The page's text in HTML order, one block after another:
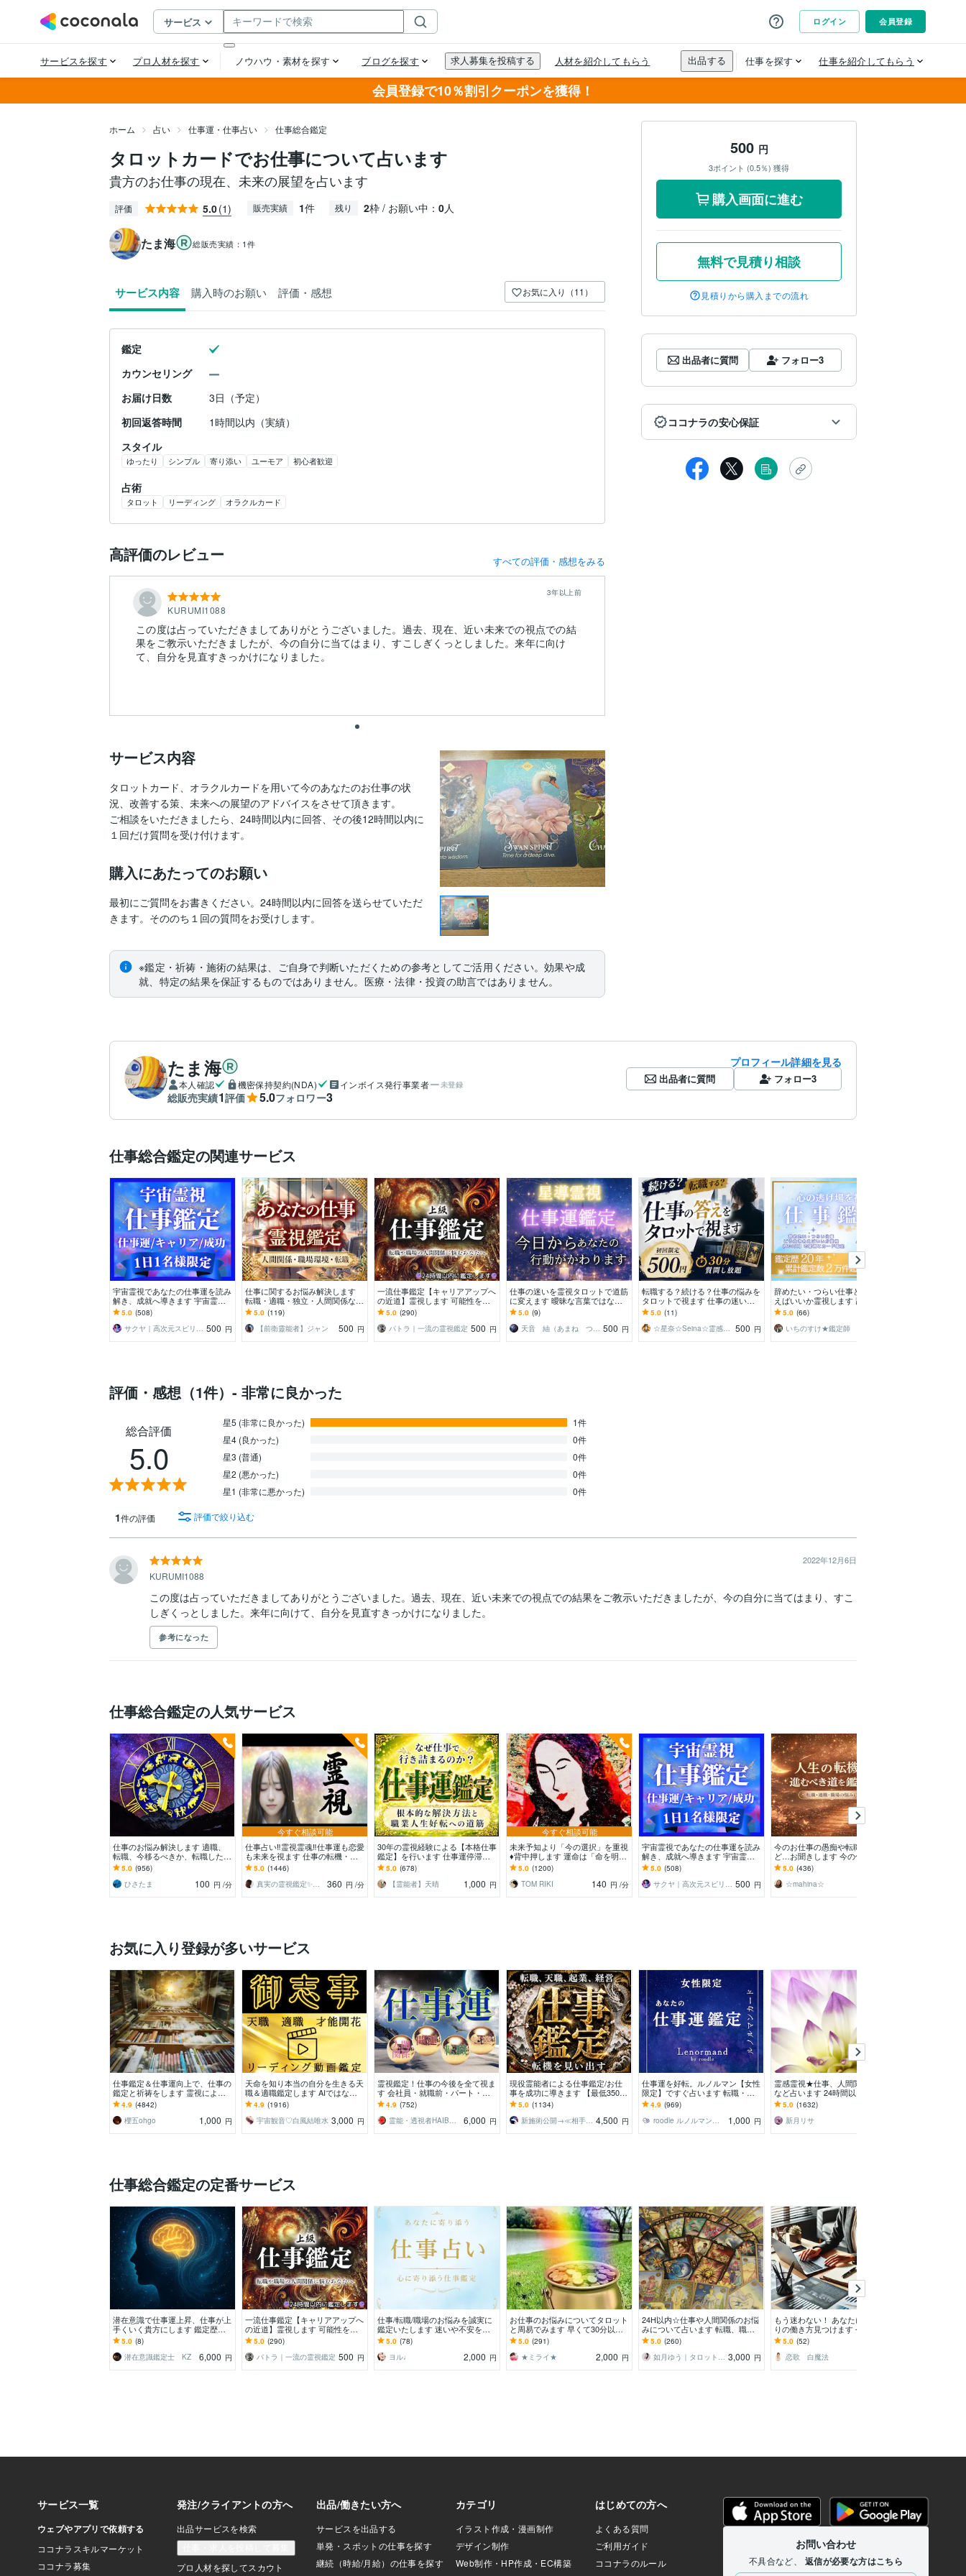
会員登録で10％割引クーポンを獲得！
ホーム 占い 仕事運・仕事占い 仕事総合鑑定
タロットカードでお仕事について占います
貴方のお仕事の現在、未来の展望を占います
評価 5.0(1) 販売実績 1件 残り 2枠 / お願い中： 0人
たま海 総販売実績： 1件
サービス内容 購入時のお願い 評価・感想 お気に入り（11）
鑑定
カウンセリング
お届け日数
3日（予定）
初回返答時間
1時間以内（実績）
スタイル
ゆったり シンプル 寄り添い ユーモア 初心者歓迎
占術
タロット リーディング オラクルカード
高評価のレビュー すべての評価・感想をみる
KURUMI1088
3年以上前
この度は占っていただきましてありがとうございました。過去、現在、近い未来での視点での結
果をご教示いただきましたが、今の自分に当てはまり、すこしぎくっとしました。来年に向け
て、自分を見直すきっかけになりました。
サービス内容
タロットカード、オラクルカードを用いて今のあなたのお仕事の状
況、改善する策、未来への展望のアドバイスをさせて頂きます。
ご相談をいただきましたら、24時間以内に回答、その後12時間以内に
１回だけ質問を受け付けます。
購入にあたってのお願い
最初にご質問をお書きください。24時間以内に回答を送らせていただ
きます。そののち１回の質問をお受けします。
※鑑定・祈祷・施術の結果は、ご自身で判断いただくための参考としてご活用ください。効果や成
就、特定の結果を保証するものではありません。医療・法律・投資の助言ではありません。
500 円
3ポイント (0.5％) 獲得
購入画面に進む
無料で見積り相談
見積りから購入までの流れ
出品者に質問 フォロー3
ココナラの安心保証
たま海
本人確認 機密保持契約(NDA) インボイス発行事業者 未登録
総販売実績1評価 5.0フォロワー3
プロフィール詳細を見る
出品者に質問 フォロー3
仕事総合鑑定の関連サービス
宇宙霊視であなたの仕事運を読み
解き、成就へ導きます 宇宙霊視
で仕事鑑定 | 仕事運アップ&キャ
リア成功へ導きます
5.0 (508)
サクヤ｜高次元スピリット 500 円
仕事に関するお悩み解決します
転職・適職・独立・人間関係など
相談内容は何でも大丈夫です
5.0 (119)
【前衛靈能者】ジャン
500 円
一流仕事鑑定【キャリアアップへ
の近道】霊視します 可能性を最
大限まで広げ、人間関係、転職な
ど仕事の悩みを解決
5.0 (290)
パトラ｜一流の霊視鑑定 500 円
仕事の迷いを霊視タロットで道筋
に変えます 曖昧な言葉ではな
く、今日からの行動をお伝えしま
す。
5.0 (9)
天音 紬（あまね つむぎ） 500 円
転職する？続ける？仕事の悩みを
タロットで視ます 仕事の迷いを
整理し、あなたに合う選択肢を読
み解きます
5.0 (11)
☆星奈☆Seina☆霊感タロット占い 500 円
辞めたい・つらい仕事どう向き合
えばいいか霊視します 辞めたく
なる毎日に。今の自分を整理す
る“心の逃げ場”を霊視で
5.0 (66)
評価・感想（1件）- 非常に良かった
総合評価
5.0
星5 (非常に良かった)
1件
星4 (良かった)
0件
星3 (普通)
0件
星2 (悪かった)
0件
星1 (非常に悪かった)
0件
1件の評価 評価で絞り込む
2022年12月6日
KURUMI1088
この度は占っていただきましてありがとうございました。過去、現在、近い未来での視点での結果をご教示いただきましたが、今の自分に当てはまり、すこ
しぎくっとしました。来年に向けて、自分を見直すきっかけになりました。
参考になった
仕事総合鑑定の人気サービス
仕事のお悩み解決します 適職、
転職、今移るべきか、転職した後
どうなるのか見ます。
5.0 (956)
ひさたま
100 円 /分
今すぐ相談可能
仕事占い‼️霊視霊魂‼️仕事運も恋愛
も未来を視ます 仕事の転機・恋
の結末・相手の本音、霊視で全て
を即座に伝えます
5.0 (1446)
真実の霊視鑑定✨アダ369✨
360 円 /分
30年の霊視経験による【本格仕事
鑑定】を行います 仕事運停滞の
真の原因と人生好転への道筋を読
み解きます
5.0 (678)
【霊能者】天晴
1,000 円
今すぐ相談可能
未来予知より「今の選択」を重視
♦️背中押します 運命は「命を明日
に運ぶ」こと☆仕事/対人/自分自
身/恋愛♡
5.0 (1200)
TOM RIKI
140 円 /分
宇宙霊視であなたの仕事運を読み
解き、成就へ導きます 宇宙霊視
で仕事鑑定 | 仕事運アップ&キャ
リア成功へ導きます
5.0 (508)
サクヤ｜高次元スピリット 500 円
今のお仕事の愚痴や転職の相談な
ど…お聞きします 今の仕事を辞
めて転職したら…どんな仕事が向
く？ご相談ください
5.0 (436)
☆mahina☆
お気に入り登録が多いサービス
仕事鑑定＆仕事運向上で、仕事の
鑑定と祈祷をします 霊視による
仕事鑑定と仕事運向上の祈祷セッ
ト
4.9 (4842)
櫻五ohgo
1,000 円
天命を知り本当の自分を生きる天
職＆適職鑑定します AIではない
嘘偽りのないリアル動画で天命に
繋がる仕事をしよう
4.9 (1916)
宇宙観音♡白風結唯水 3,000 円
霊視鑑定！仕事の今後を全て視ま
す 会社員・就職前・パート・経
営者・復職・転職・起業・退職
4.9 (752)
霊能・透視者HAIBARA
6,000 円
現役霊能者による仕事鑑定/お仕
事を成功に導きます 【最低3500
文字以上】転職就職・金運・天
職・人間関係・起業
5.0 (1134)
新施術公開→≪相手意識強制変化≫◆星桜龍 4,500 円
仕事運を好転。ルノルマン【女性
限定】ですぐ占います 転職・人
間関係の悩み。原因を知り自分ら
しく働ける自分へ転換。
4.9 (969)
roodle ルノルマンカード専門占い師
1,000 円
霊感霊視★仕事、人間関係、健康
など占います 24時間以内に返
信、スピリチュアル鑑定
5.0 (1632)
新月リサ
仕事総合鑑定の定番サービス
潜在意識で仕事運上昇、仕事が上
手くいく貴方にします 鑑定歴２
０年！評価されない、運が悪い、
職場関係など原因を修正
5.0 (8)
潜在意識鑑定士 KZ
6,000 円
一流仕事鑑定【キャリアアップへ
の近道】霊視します 可能性を最
大限まで広げ、人間関係、転職な
ど仕事の悩みを解決
5.0 (290)
パトラ｜一流の霊視鑑定 500 円
仕事/転職/職場のお悩みを誠実に
鑑定いたします 迷いや不安をク
リアにし、これからのヒントにし
てください。
5.0 (78)
ヨル♩
2,000 円
お仕事のお悩みについてタロット
と周易でみます 早くて30分以
内、24時間以内に占います
5.0 (291)
★ミライ★
2,000 円
24H以内☆仕事や人間関係のお悩
みについて占います 転職、職場
の人間関係、仕事の行方など、質
問３つまで鑑定します
5.0 (260)
如月ゆう｜タロット＆占星術 3,000 円
もう迷わない！ あなたにぴった
りの働き方見つけます 今の職場
に悩むあなた。転職？副業？起
業？より良い道を導きます
5.0 (52)
恋歌 白魔法